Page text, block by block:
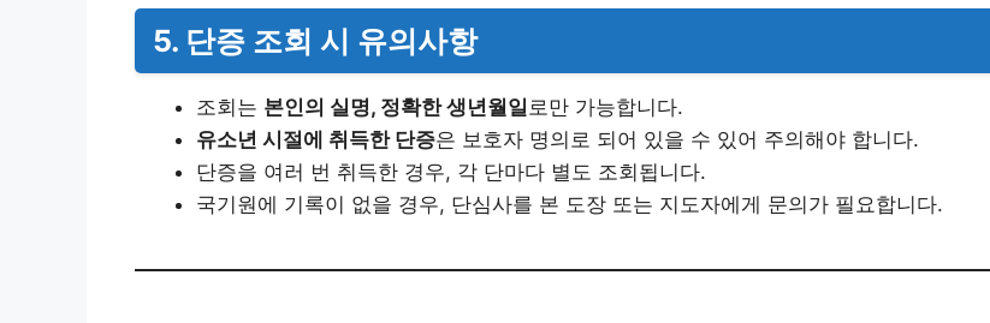
5. 단증 조회 시 유의사항
조회는 본인의 실명, 정확한 생년월일로만 가능합니다.
유소년 시절에 취득한 단증은 보호자 명의로 되어 있을 수 있어 주의해야 합니다.
단증을 여러 번 취득한 경우, 각 단마다 별도 조회됩니다.
국기원에 기록이 없을 경우, 단심사를 본 도장 또는 지도자에게 문의가 필요합니다.